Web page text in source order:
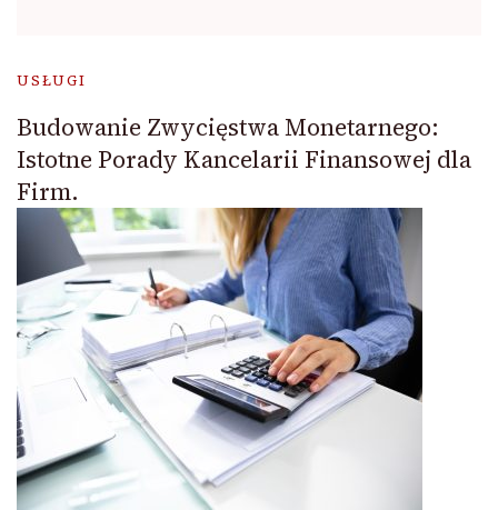
USŁUGI
Budowanie Zwycięstwa Monetarnego:
Istotne Porady Kancelarii Finansowej dla
Firm.